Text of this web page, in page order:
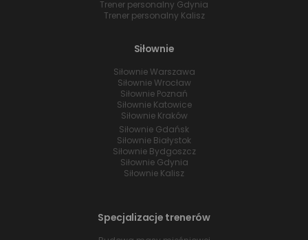
Trener personalny Gdynia
Trener personalny Kalisz
Siłownie
Siłownie Warszawa
Siłownie Wrocław
Siłownie Poznań
Siłownie Katowice
Siłownie Kraków
Siłownie Gdańsk
Siłownie Białystok
Siłownie Bydgoszcz
Siłownie Gdynia
Siłownie Kalisz
Specjalizacje trenerów